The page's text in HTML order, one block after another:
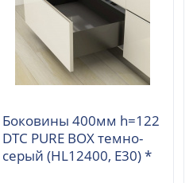
Боковины 400мм h=122
DTC PURE BOX темно-
серый (HL12400, E30) *